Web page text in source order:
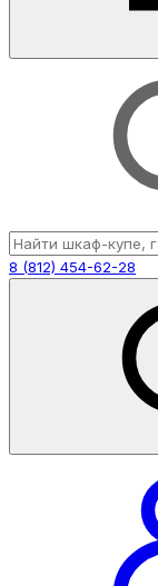
8 (812) 454-62-28